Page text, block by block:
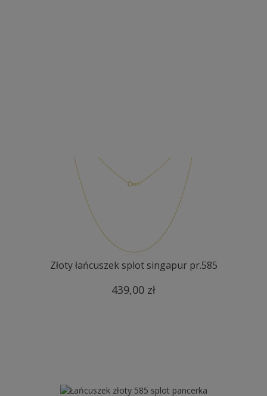
Złoty łańcuszek splot singapur pr.585
439,00 zł